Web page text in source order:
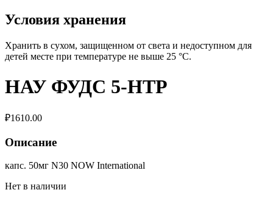
Условия хранения
Хранить в сухом, защищенном от света и недоступном для
детей месте при температуре не выше 25 °С.
НАУ ФУДС 5-HTP
₽1610.00
Описание
капс. 50мг N30 NOW International
Нет в наличии